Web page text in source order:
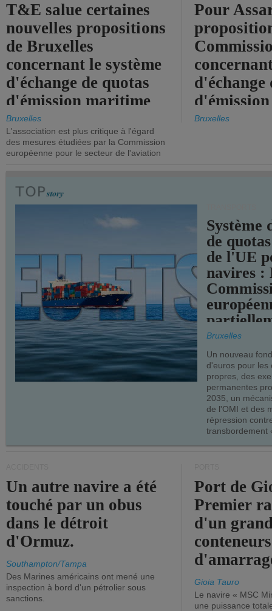
T&E salue certaines
nouvelles propositions
de Bruxelles
concernant le système
d'échange de quotas
d'émission maritime
de l'UE.
Bruxelles
L'association est plus critique à l'égard
des mesures étudiées par la Commission
européenne pour le secteur de l'aviation
Pour
d'échange
timide,
Bruxelles
Système
de
de l'UE
navires :
Bruxelles
Un nouveau
d'euros pour les
propres, des
permanentes
2035, un
de l'OMI et des
répression
transbordement
Un autre navire a été
touché par un obus
dans le détroit
d'Ormuz.
Southampton/Tampa
Des Marines américains ont mené une
inspection à bord d'un pétrolier sous
sanctions.
Port de
Premier
d'un
Gioia Tauro
Le navire « MSC
une puissance